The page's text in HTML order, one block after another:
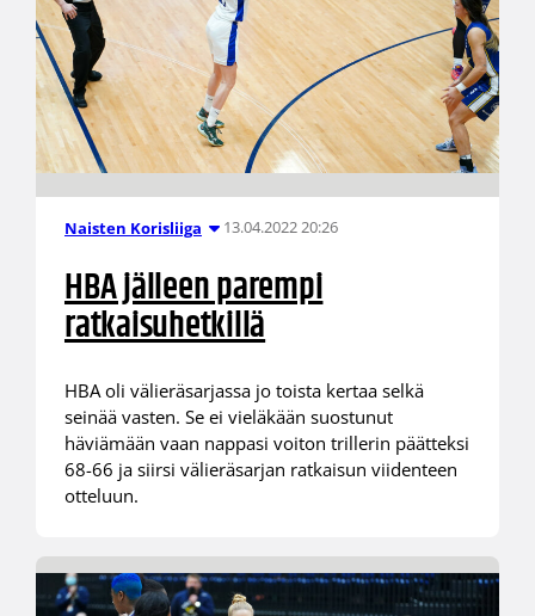
Naisten Korisliiga 13.04.2022 20:26
HBA jälleen parempi
ratkaisuhetkillä
HBA oli välieräsarjassa jo toista kertaa selkä
seinää vasten. Se ei vieläkään suostunut
häviämään vaan nappasi voiton trillerin päätteksi
68-66 ja siirsi välieräsarjan ratkaisun viidenteen
otteluun.